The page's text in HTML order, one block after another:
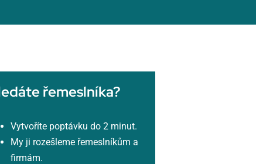
řemeslníka?
Vytvoříte poptávku do 2 minut.
My ji rozešleme řemeslníkům a
firmám.